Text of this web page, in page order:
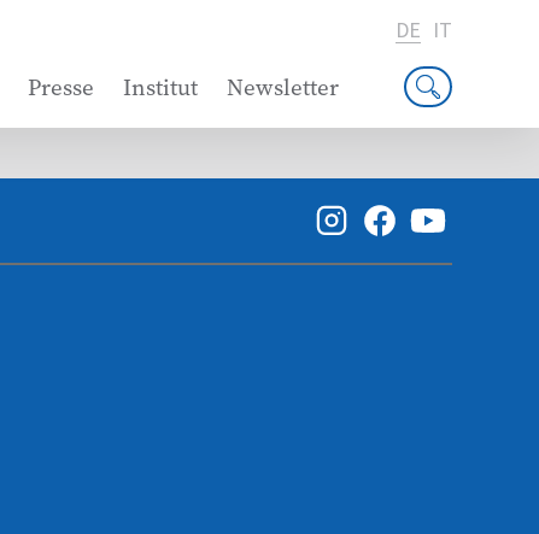
Presse Institut Newsletter
DE IT